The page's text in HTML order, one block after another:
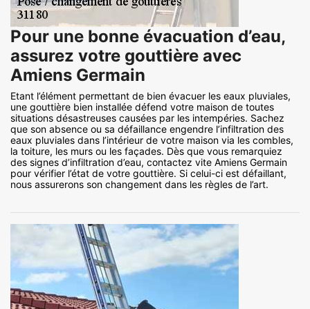
Pour une bonne évacuation d’eau,
assurez votre gouttière avec
Amiens Germain
Etant l’élément permettant de bien évacuer les eaux pluviales,
une gouttière bien installée défend votre maison de toutes
situations désastreuses causées par les intempéries. Sachez
que son absence ou sa défaillance engendre l’infiltration des
eaux pluviales dans l’intérieur de votre maison via les combles,
la toiture, les murs ou les façades. Dès que vous remarquiez
des signes d’infiltration d’eau, contactez vite Amiens Germain
pour vérifier l’état de votre gouttière. Si celui-ci est défaillant,
nous assurerons son changement dans les règles de l’art.